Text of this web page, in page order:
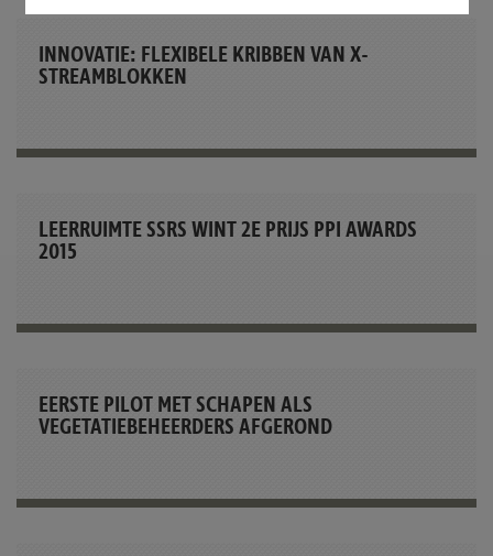
INNOVATIE: FLEXIBELE KRIBBEN VAN X-
STREAMBLOKKEN
LEERRUIMTE SSRS WINT 2E PRIJS PPI AWARDS
2015
EERSTE PILOT MET SCHAPEN ALS
VEGETATIEBEHEERDERS AFGEROND